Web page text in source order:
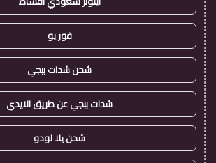
فور يو
شحن شدات ببجي
شدات ببجي عن طريق الايدي
شحن يلا لودو